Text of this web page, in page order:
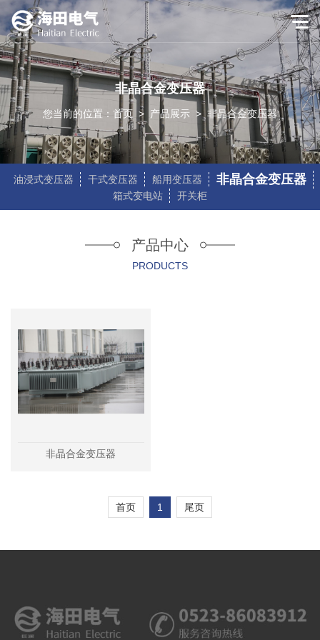
非晶合金变压器
您当前的位置： 首页 > 产品展示 > 非晶合金变压器
油浸式变压器 干式变压器 船用变压器 非晶合金变压器
箱式变电站 开关柜
产品中心
PRODUCTS
非晶合金变压器
首页 1 尾页